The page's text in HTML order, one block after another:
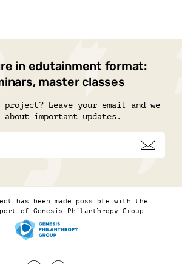
in edutainment format:
master classes
Leave your email and we
important updates.
has been made possible with the
of Genesis Philanthropy Group